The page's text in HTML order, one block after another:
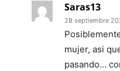
Saras13
28 septiembre
mujer, asi
pasando…